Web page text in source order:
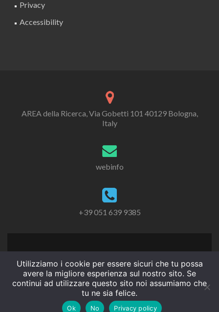
Privacy
Accessibility
AREA della Ricerca, Via Gobetti 101 40129 Bologna,
Italy
webinfo
+39 051 639 9385
Utilizziamo i cookie per essere sicuri che tu possa
avere la migliore esperienza sul nostro sito. Se
continui ad utilizzare questo sito noi assumiamo che
tu ne sia felice.
Ok No Privacy policy